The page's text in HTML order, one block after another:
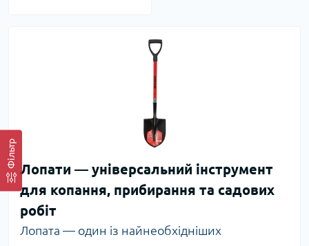
Фільтр
Лопати — універсальний інструмент
для копання, прибирання та садових
робіт
Лопата — один із найнеобхідніших